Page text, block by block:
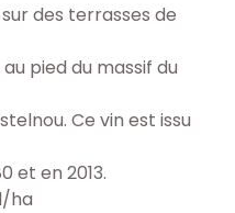
des terrasses de
pied du massif du
Ce vin est issu
et en 2013.
ha